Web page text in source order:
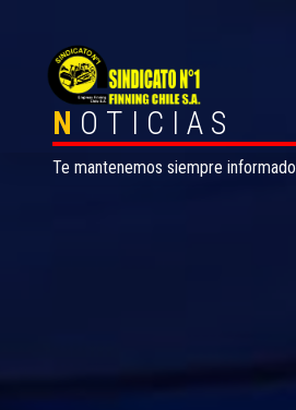
N OTICIAS
Te mantenemos siempre informado